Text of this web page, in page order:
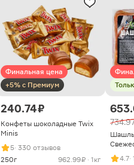
Финальная цена
+5% с Премиум
240.74 ₽
Конфеты шоколадные Twix
Minis
5· 330 отзывов
250г
962.99 ₽ · 1кг
4.7·